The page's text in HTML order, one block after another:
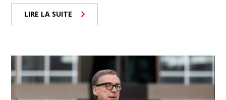
LIRE LA SUITE